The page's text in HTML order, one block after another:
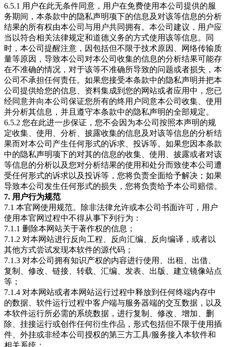
6.5.1 用户在此无条件同意，用户在免费使用本公司提供的服
务期间，本条款中的隐私声明项下的信息及对该等信息的分析
结果的所有权由本公司与用户共同拥有。本公司建议，用户应
当以符合相关法律规定和道德义务的方式使用该等信息。同
时，本公司提醒注意，因包括但不限于技术原因、网络传输质
量等原因，导致本公司对本公司收集的信息的分析结果可能存
在不准确的情况，对于该等不准确所导致的问题或者损失，本
公司不承担任何责任。如果您接受本条款中的隐私声明并把本
公司提供给您的信息、资料集成到您的网站或者应用中，您已
经同意并向本公司保证您所有的终用户同意本公司收集、使用
并分析其信息，并且遵守本条款中的隐私声明的全部规定。
6.5.2 您在此进一步保证，您不会因为本公司按照本声明的规
定收集、使用、分析、披露收集的信息及对该等信息的分析结
果而对本公司产生任何形式的诉求、投诉等。如果您因本条款
中的隐私声明项下的对其的信息的收集、使用、披露或者对该
等信息的分析以及您对分析结果的使用和处分而致使本公司遭
受任何形式的诉求以及投诉等，您将负责全面给予解决；如果
导致本公司发生任何形式的损失，您将负责给予本公司赔偿。
7. 用户行为规范
7.1 本官网使用规范。除非法律允许或本公司书面许可，用户
使用本官网过程中不得从事下列行为：
7.1.1 删除本网站关于著作权的信息；
7.1.2 对本网站进行反向工程、反向汇编、反向编译，或者以
其他方式尝试发现本软件的源代码；
7.1.3 对本公司拥有知识产权的内容进行使用、出租、出借、
复制、修改、链接、转载、汇编、发表、出版、建立镜像站点
等；
7.1.4 对本网站或者本网站运行过程中释放到任何终端内存中
的数据、软件运行过程中客户端与服务器端的交互数据，以及
本软件运行所必需的系统数据，进行复制、修改、增加、删
除、挂接运行或创作任何衍生作品，形式包括但不限于使用插
件、外挂或非经本公司授权的第三方工具/服务接入本软件和
相关系统；